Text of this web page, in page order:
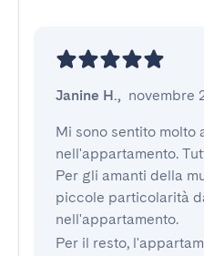
Janine H., novembre
Mi sono sentito molto
nell'appartamento.
Per gli amanti della
piccole particolarità
nell'appartamento.
Per il resto,